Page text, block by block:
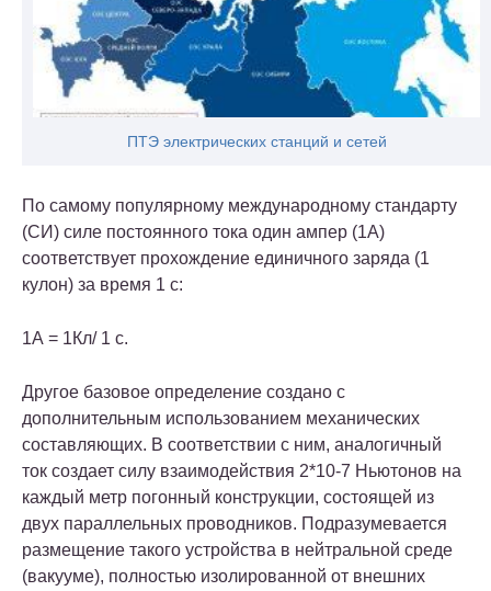
ПТЭ электрических станций и сетей
По самому популярному международному стандарту
(СИ) силе постоянного тока один ампер (1А)
соответствует прохождение единичного заряда (1
кулон) за время 1 с:
1А = 1Кл/ 1 с.
Другое базовое определение создано с
дополнительным использованием механических
составляющих. В соответствии с ним, аналогичный
ток создает силу взаимодействия 2*10-7 Ньютонов на
каждый метр погонный конструкции, состоящей из
двух параллельных проводников. Подразумевается
размещение такого устройства в нейтральной среде
(вакууме), полностью изолированной от внешних